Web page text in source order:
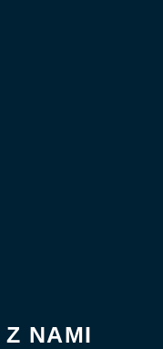
NAMI